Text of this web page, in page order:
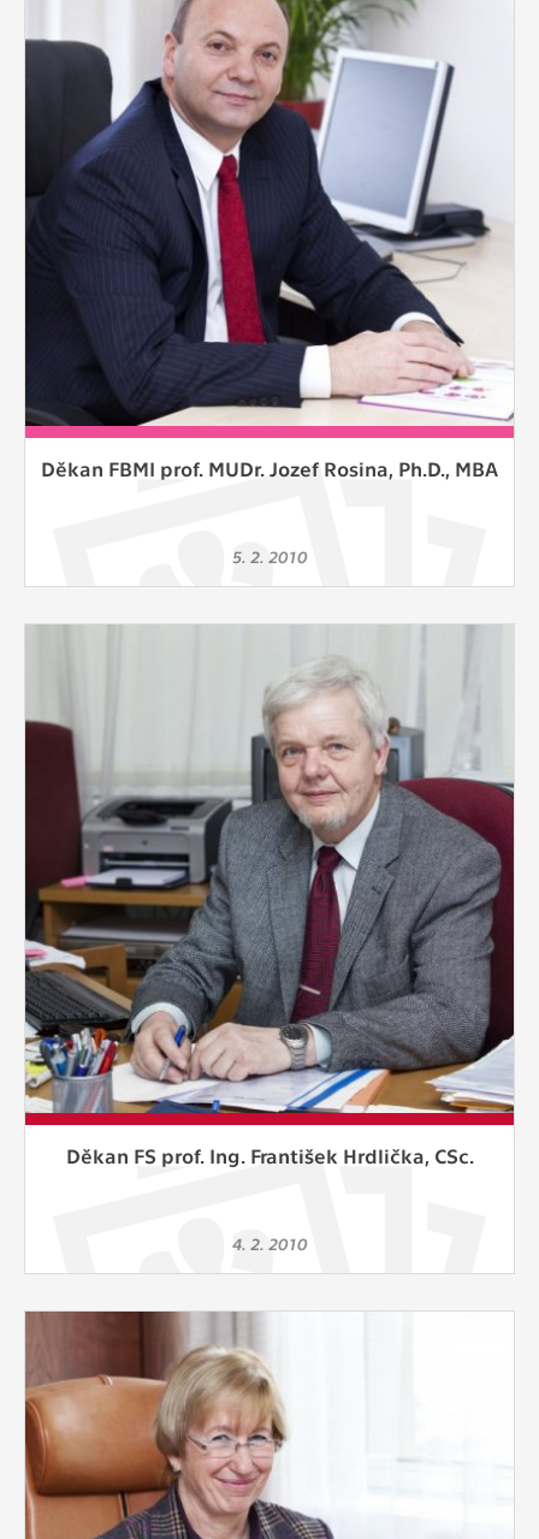
Děkan FBMI prof. MUDr. Jozef Rosina, Ph.D., MBA
5. 2. 2010
Děkan FS prof. Ing. František Hrdlička, CSc.
4. 2. 2010